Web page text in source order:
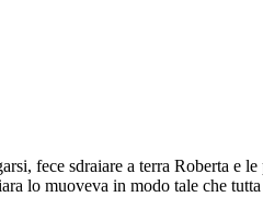
fece sdraiare a terra Roberta e
lo muoveva in modo tale che